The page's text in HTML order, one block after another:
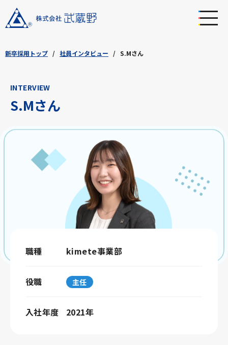
新卒採用トップ 社員インタビュー S.Mさん
INTERVIEW
S.Mさん
職種 kimete事業部
役職 主任
入社年度 2021年